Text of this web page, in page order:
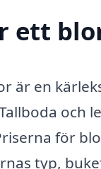
ett
är en
och
för
typ,